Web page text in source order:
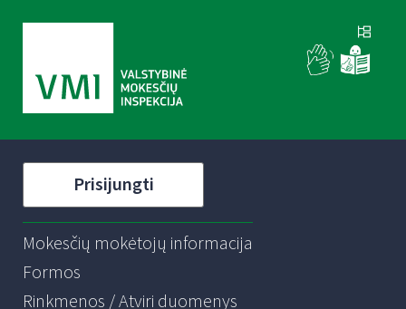
Prisijungti
Mokesčių mokėtojų informacija
Formos
Rinkmenos / Atviri duomenys